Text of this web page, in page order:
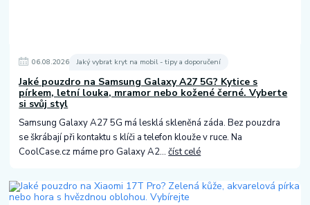
06.08.2026 Jaký vybrat kryt na mobil - tipy a doporučení
Jaké pouzdro na Samsung Galaxy A27 5G? Kytice s
pírkem, letní louka, mramor nebo kožené černé. Vyberte
si svůj styl
Samsung Galaxy A27 5G má lesklá skleněná záda. Bez pouzdra
se škrábají při kontaktu s klíči a telefon klouže v ruce. Na
CoolCase.cz máme pro Galaxy A2...číst celé